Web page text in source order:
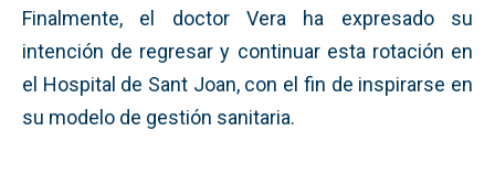
Finalmente, el doctor Vera ha expresado su
intención de regresar y continuar esta rotación en
el Hospital de Sant Joan, con el fin de inspirarse en
su modelo de gestión sanitaria.